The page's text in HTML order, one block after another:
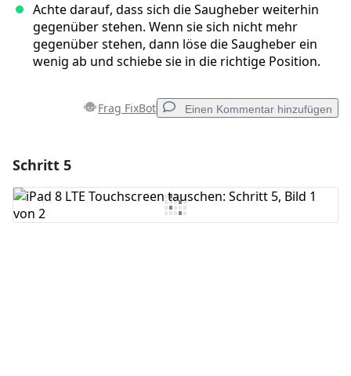
Achte darauf, dass sich die Saugheber weiterhin
gegenüber stehen. Wenn sie sich nicht mehr
gegenüber stehen, dann löse die Saugheber ein
wenig ab und schiebe sie in die richtige Position.
Frag FixBot Einen Kommentar hinzufügen
Kommentar hinzufügen
Schritt 5